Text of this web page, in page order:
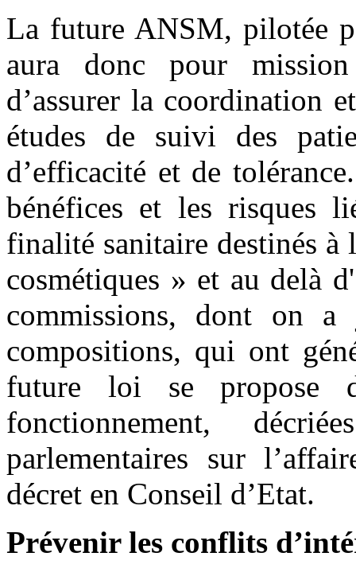
La future ANSM, pilotée
aura donc pour
d’assurer la coordination
études de suivi des
d’efficacité et de
bénéfices et les risques
finalité sanitaire destinés à
cosmétiques » et au delà
commissions, dont on
compositions, qui ont
future loi se propose
fonctionnement,
parlementaires sur
décret en Conseil d’Etat.
Prévenir les conflits